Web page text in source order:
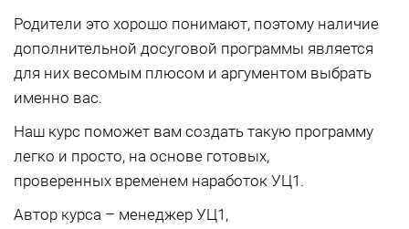
Родители это хорошо понимают, поэтому наличие
дополнительной досуговой программы является
для них весомым плюсом и аргументом выбрать
именно вас.
Наш курс поможет вам создать такую программу
легко и просто, на основе готовых,
проверенных временем наработок УЦ1.
Автор курса – менеджер УЦ1,